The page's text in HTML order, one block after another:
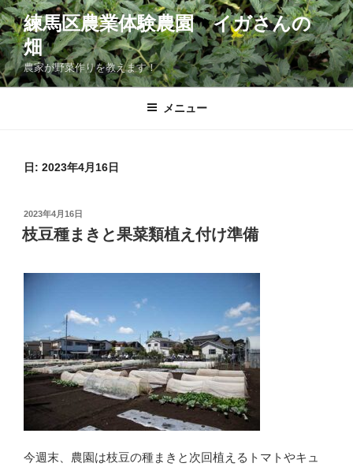
コ
ン
テ
ン
ツ
練馬区農業体験農園 イガさんの
畑
農家が野菜作りを教えます！
メニュー
日: 2023年4月16日
投
稿
日:
2023年4月16日
枝豆種まきと果菜類植え付け準備
今週末、農園は枝豆の種まきと次回植えるトマトやキュ